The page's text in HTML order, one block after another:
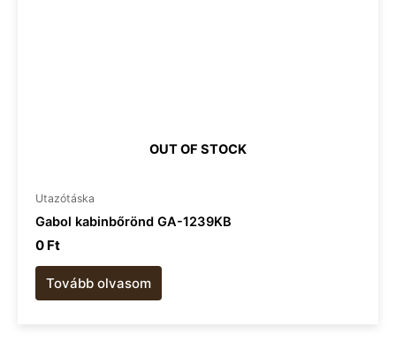
OUT OF STOCK
Utazótáska
Gabol kabinbőrönd GA-1239KB
0 Ft
Tovább olvasom